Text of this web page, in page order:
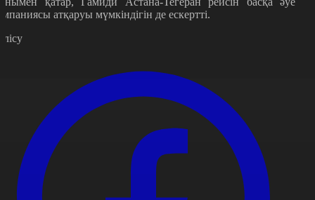
атқаруы мүмкіндігін де ескертті.